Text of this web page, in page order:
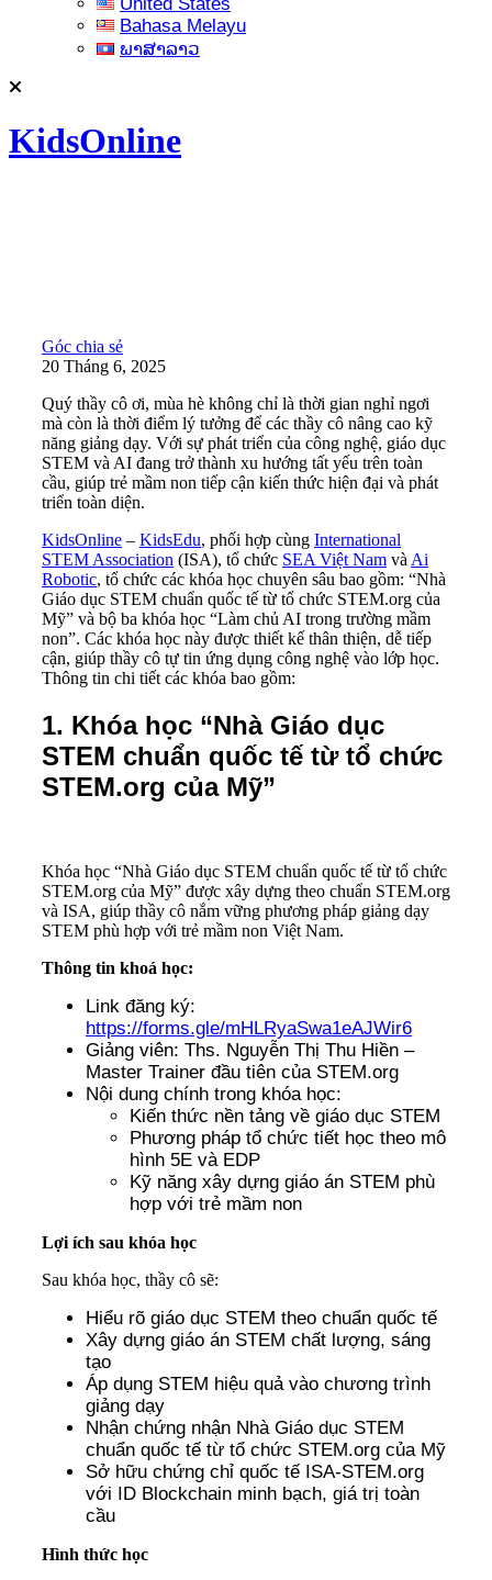
Bahasa Melayu
ພາສາລາວ
KidsOnline
Góc chia sẻ
20 Tháng 6, 2025
Quý thầy cô ơi, mùa hè không chỉ là thời gian nghỉ ngơi
mà còn là thời điểm lý tưởng để các thầy cô nâng cao kỹ
năng giảng dạy. Với sự phát triển của công nghệ, giáo dục
STEM và AI đang trở thành xu hướng tất yếu trên toàn
cầu, giúp trẻ mầm non tiếp cận kiến thức hiện đại và phát
triển toàn diện.
KidsOnline – KidsEdu, phối hợp cùng International
STEM Association (ISA), tổ chức SEA Việt Nam và Ai
Robotic, tổ chức các khóa học chuyên sâu bao gồm: “Nhà
Giáo dục STEM chuẩn quốc tế từ tổ chức STEM.org của
Mỹ” và bộ ba khóa học “Làm chủ AI trong trường mầm
non”. Các khóa học này được thiết kế thân thiện, dễ tiếp
cận, giúp thầy cô tự tin ứng dụng công nghệ vào lớp học.
Thông tin chi tiết các khóa bao gồm:
1. Khóa học “Nhà Giáo dục
STEM chuẩn quốc tế từ tổ chức
STEM.org của Mỹ”
Khóa học “Nhà Giáo dục STEM chuẩn quốc tế từ tổ chức
STEM.org của Mỹ” được xây dựng theo chuẩn STEM.org
và ISA, giúp thầy cô nắm vững phương pháp giảng dạy
STEM phù hợp với trẻ mầm non Việt Nam.
Thông tin khoá học:
Link đăng ký:
https://forms.gle/mHLRyaSwa1eAJWir6
Giảng viên: Ths. Nguyễn Thị Thu Hiền –
Master Trainer đầu tiên của STEM.org
Nội dung chính trong khóa học:
Kiến thức nền tảng về giáo dục STEM
Phương pháp tổ chức tiết học theo mô
hình 5E và EDP
Kỹ năng xây dựng giáo án STEM phù
hợp với trẻ mầm non
Lợi ích sau khóa học
Sau khóa học, thầy cô sẽ:
Hiểu rõ giáo dục STEM theo chuẩn quốc tế
Xây dựng giáo án STEM chất lượng, sáng
tạo
Áp dụng STEM hiệu quả vào chương trình
giảng dạy
Nhận chứng nhận Nhà Giáo dục STEM
chuẩn quốc tế từ tổ chức STEM.org của Mỹ
Sở hữu chứng chỉ quốc tế ISA-STEM.org
với ID Blockchain minh bạch, giá trị toàn
cầu
Hình thức học